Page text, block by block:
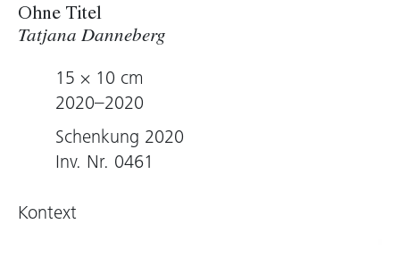
Ohne Titel
Tatjana Danneberg
15 × 10 cm
2020–2020
Schenkung 2020
Inv. Nr. 0461
Kontext